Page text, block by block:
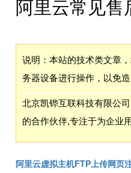
阿里云常见售
说明：本站的技术类文章
务器设备进行操作，以免
北京凯铧互联科技有限公
的合作伙伴,专注于为企业
阿里云虚拟主机FTP上传网页